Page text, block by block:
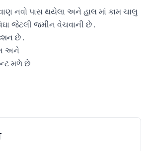
નવો પાસ થયેલા અને હાલ માં કામ ચાલુ
જેટલી જમીન વેચવાની છે .
છે .
અને
મળે છે